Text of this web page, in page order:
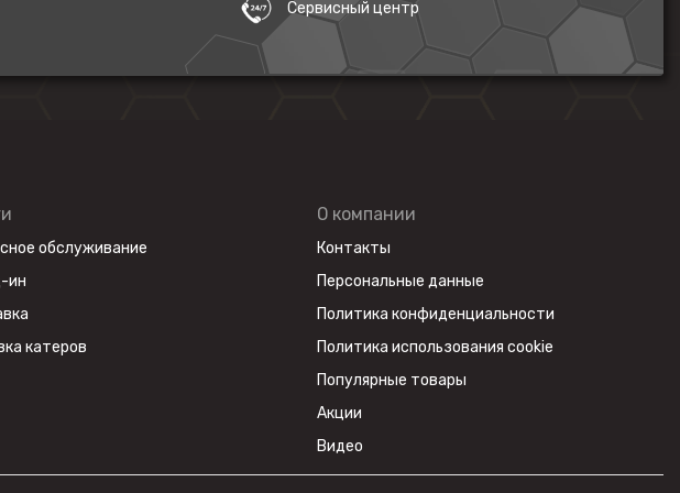
Сервисный центр
обслуживание
ин
катеров
О компании
Контакты
Персональные данные
Политика конфиденциальности
Политика использования cookie
Популярные товары
Акции
Видео